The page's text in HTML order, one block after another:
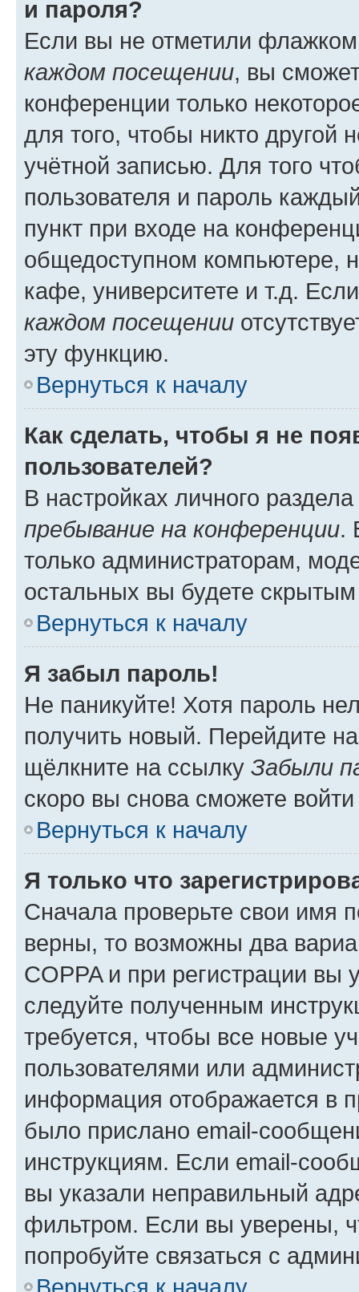
и пароля?
Если вы не отметили
каждом посещении, вы
конференции только
для того, чтобы никто другой
учётной записью. Для того
пользователя и пароль
пункт при входе на
общедоступном компьютере,
кафе, университете и т.д.
каждом посещении
эту функцию.
Вернуться к началу
Как сделать, чтобы я не
пользователей?
В настройках личного
пребывание на конференции.
только администраторам,
остальных вы будете
Вернуться к началу
Я забыл пароль!
Не паникуйте! Хотя пароль
получить новый. Перейдите
щёлкните на ссылку Забыли
скоро вы снова сможете
Вернуться к началу
Я только что
Сначала проверьте свои имя
верны, то возможны два
COPPA и при регистрации вы
следуйте полученным
требуется, чтобы все новые
пользователями или
информация отображается в
было прислано email-
инструкциям. Если email-
вы указали неправильный
фильтром. Если вы уверены,
попробуйте связаться с
Вернуться к началу